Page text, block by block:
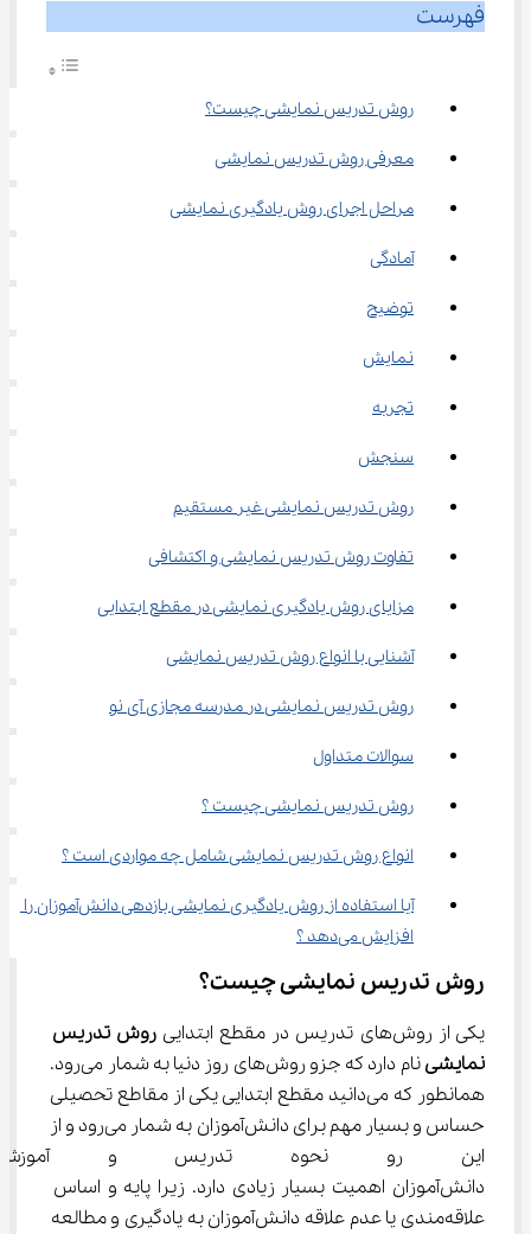
فهرست
روش تدریس نمایشی چیست؟
معرفی روش تدریس نمایشی
مراحل اجرای روش یادگیری نمایشی
آمادگی
توضیح
نمایش
تجربه
سنجش
روش تدریس نمایشی غیر مستقیم
تفاوت روش تدریس نمایشی و اکتشافی
مزایای روش یادگیری نمایشی در مقطع ابتدایی
آشنایی با انواع روش تدریس نمایشی
روش تدریس نمایشی در مدرسه مجازی آی نو
سوالات متداول
روش تدریس نمایشی چیست ؟
انواع روش تدریس نمایشی شامل چه مواردی است ؟
آیا استفاده از روش یادگیری نمایشی بازدهی دانش‌آموزان را
افزایش می‌دهد ؟
روش تدریس نمایشی چیست؟
یکی از روش‌های تدریس در مقطع ابتدایی
روش تدریس
نمایشی
نام دارد که جزو روش‌های روز دنیا به شمار می‌رود.
همانطور که می‌دانید مقطع ابتدایی یکی از مقاطع تحصیلی
حساس و بسیار مهم برای دانش‌آموزان به شمار می‌رود و از
این رو نحوه تدریس و
دانش‌آموزان اهمیت بسیار زیادی دارد. زیرا پایه و اساس
علاقه‌مندی یا عدم علاقه دانش‌آموزان به یادگیری و مطالعه